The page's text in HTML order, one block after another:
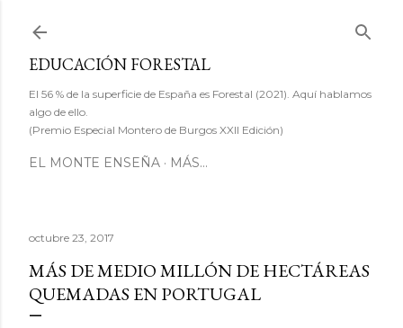
EDUCACIÓN FORESTAL
El 56 % de la superficie de España es Forestal (2021). Aquí hablamos
algo de ello.
(Premio Especial Montero de Burgos XXII Edición)
EL MONTE ENSEÑA MÁS…
octubre 23, 2017
MÁS DE MEDIO MILLÓN DE HECTÁREAS
QUEMADAS EN PORTUGAL